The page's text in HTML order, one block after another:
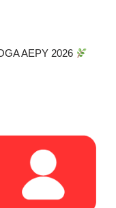
AEPY 2026